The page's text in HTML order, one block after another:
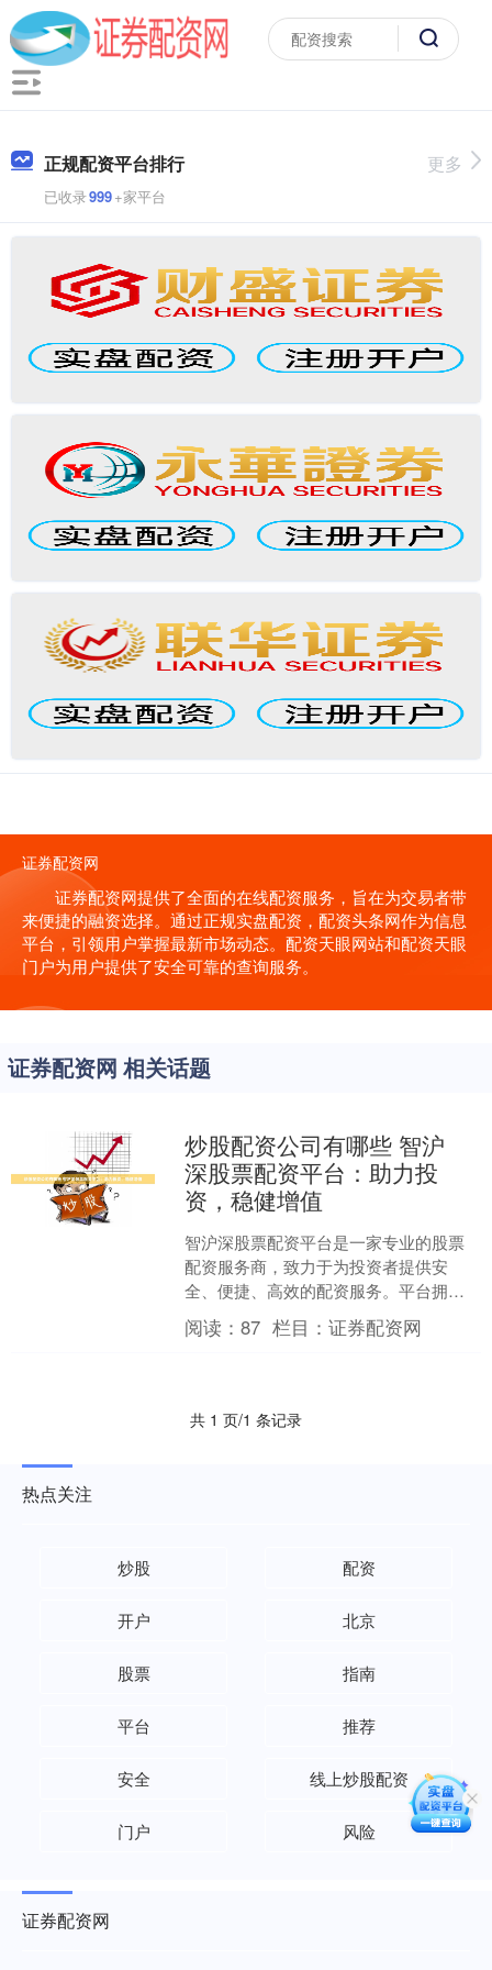
正规配资平台排行
已收录999+家平台
更多
证券配资网
证券配资网提供了全面的在线配资服务，旨在为交易者带
来便捷的融资选择。通过正规实盘配资，配资头条网作为信息
平台，引领用户掌握最新市场动态。配资天眼网站和配资天眼
门户为用户提供了安全可靠的查询服务。
证券配资网 相关话题
炒股配资公司有哪些 智沪
深股票配资平台：助力投
资，稳健增值
智沪深股票配资平台是一家专业的股票
配资服务商，致力于为投资者提供安
全、便捷、高效的配资服务。平台拥有
雄厚的资金实力和专业的风控团队，为
投资者的资金安全保驾护航。....
阅读：87 栏目：证券配资网
共 1 页/1 条记录
热点关注
炒股 配资
开户 北京
股票 指南
平台 推荐
安全 线上炒股配资
门户 风险
证券配资网